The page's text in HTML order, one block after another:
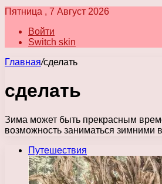
Пятница , 7 Август 2026
Войти
Switch skin
Главная/сделать
сделать
Зима может быть прекрасным
возможность заниматься
Путешествия